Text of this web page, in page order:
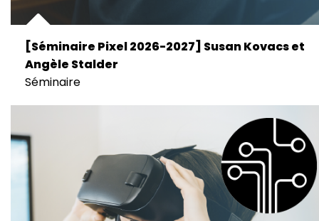
[Séminaire Pixel 2026-2027] Susan Kovacs et
Angèle Stalder
Séminaire